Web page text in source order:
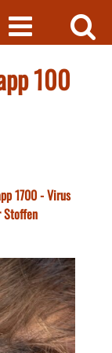
100
1700 - Virus
Stoffen